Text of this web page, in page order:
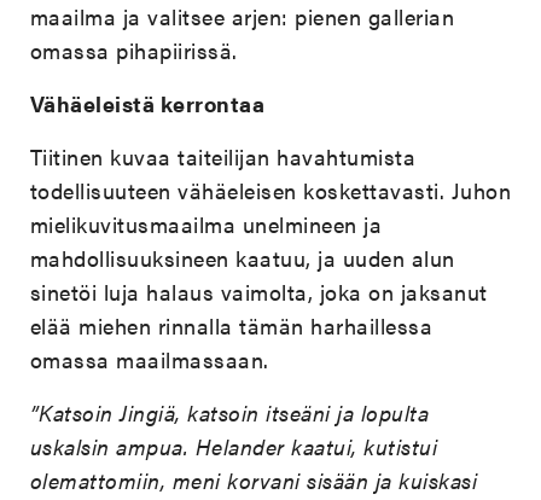
maailma ja valitsee arjen: pienen gallerian
omassa pihapiirissä.
Vähäeleistä kerrontaa
Tiitinen kuvaa taiteilijan havahtumista
todellisuuteen vähäeleisen koskettavasti. Juhon
mielikuvitusmaailma unelmineen ja
mahdollisuuksineen kaatuu, ja uuden alun
sinetöi luja halaus vaimolta, joka on jaksanut
elää miehen rinnalla tämän harhaillessa
omassa maailmassaan.
”Katsoin Jingiä, katsoin itseäni ja lopulta
uskalsin ampua. Helander kaatui, kutistui
olemattomiin, meni korvani sisään ja kuiskasi